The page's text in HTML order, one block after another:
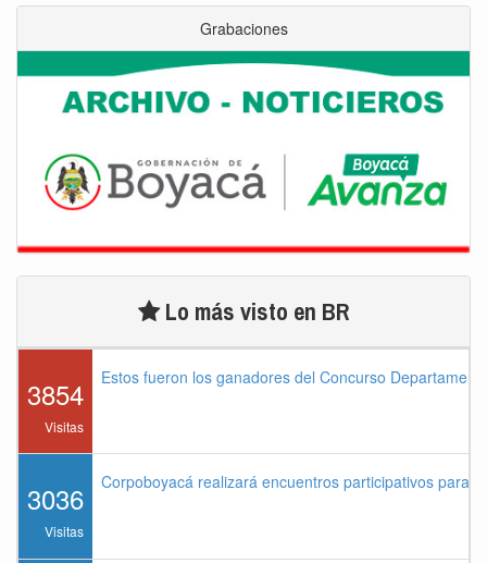
Grabaciones
Lo más visto en BR
3854
Visitas
Estos fueron los ganadores del Concurso
3036
Visitas
Corpoboyacá realizará encuentros participativos para